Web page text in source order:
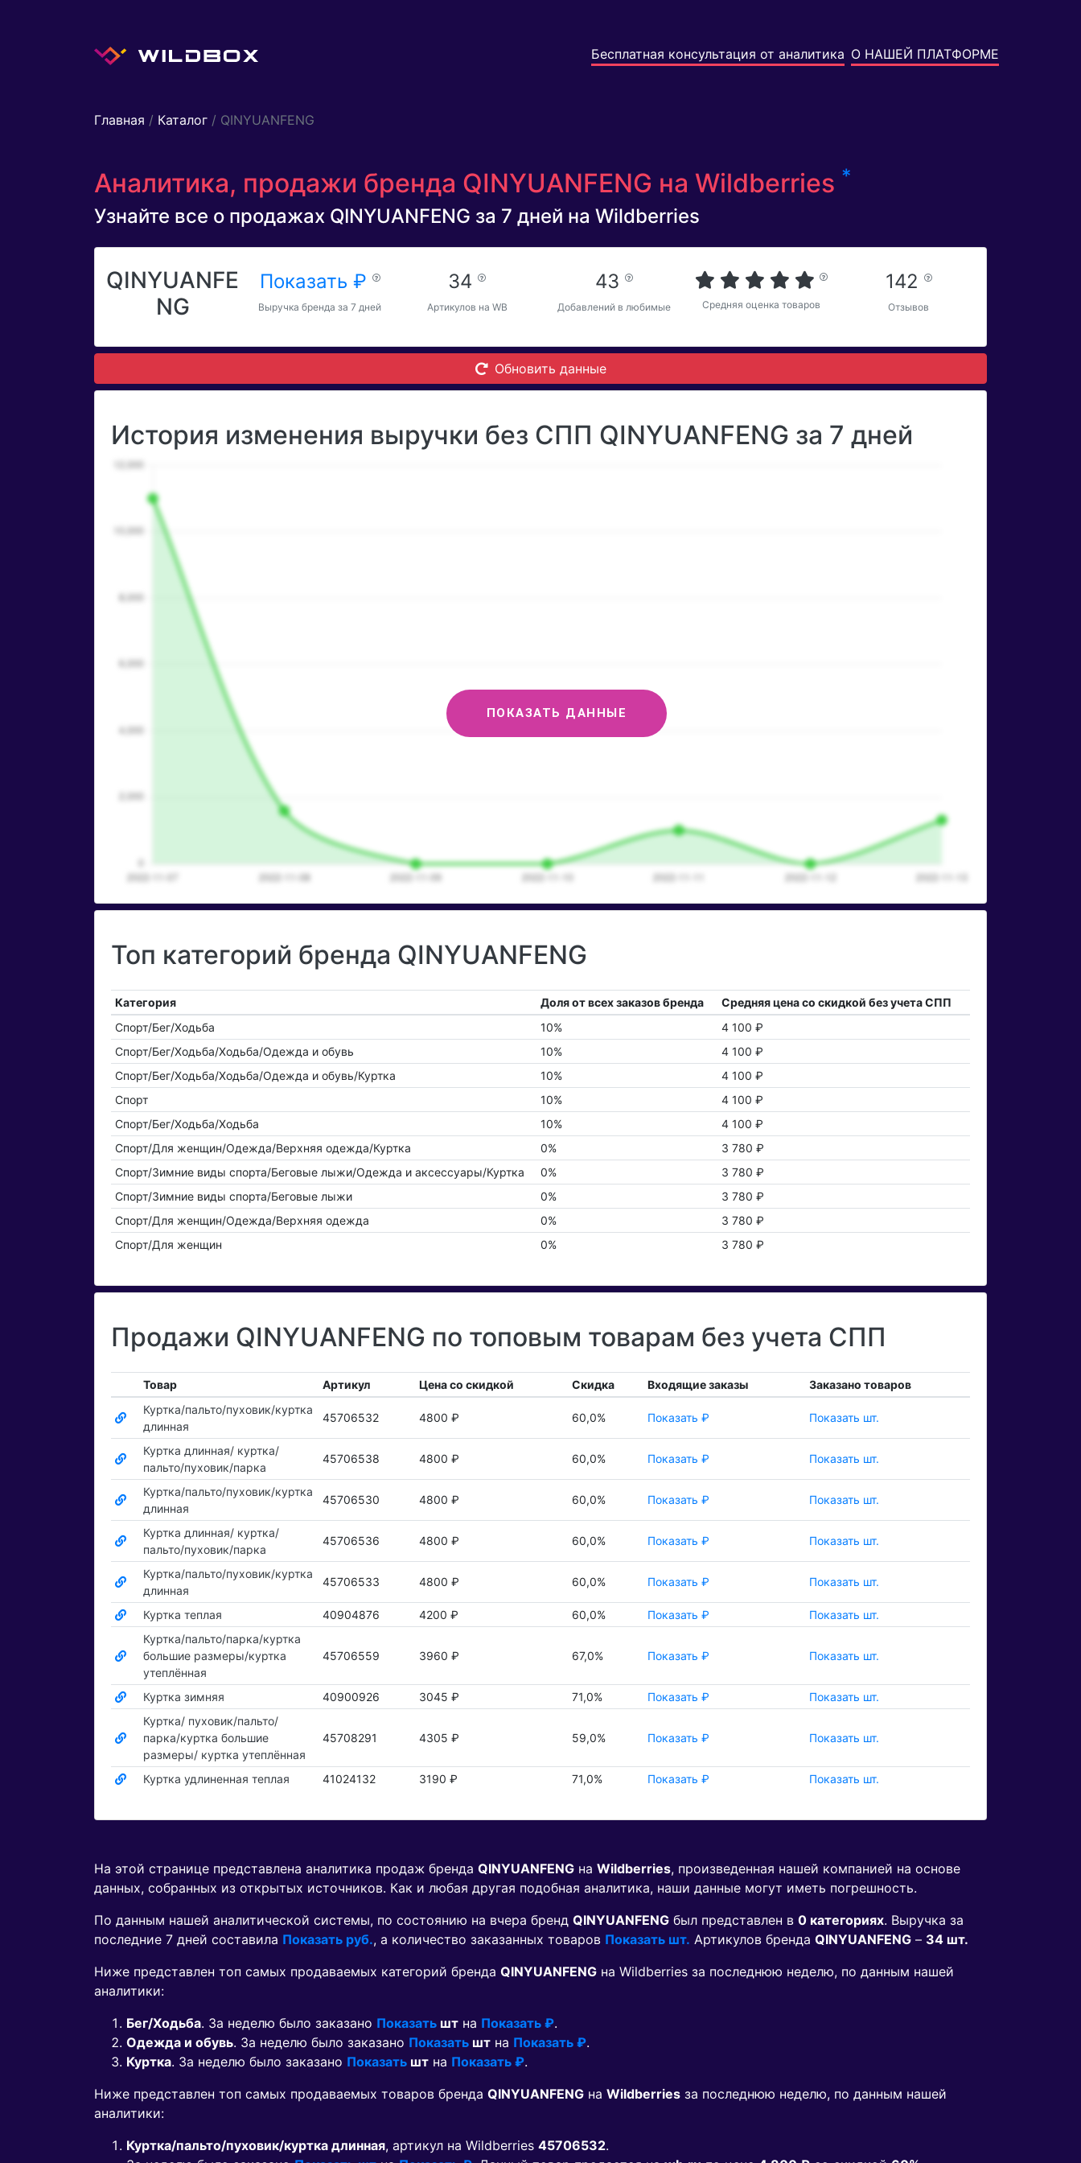
Бесплатная консультация от аналитика О НАШЕЙ ПЛАТФОРМЕ
Главная / Каталог / QINYUANFENG
Аналитика, продажи бренда QINYUANFENG на Wildberries *
Узнайте все о продажах QINYUANFENG за 7 дней на Wildberries
QINYUANFE
NG
Показать ₽
Выручка бренда за 7 дней
34
Артикулов на WB
43
Добавлений в любимые Средняя оценка товаров
142
Отзывов
Обновить данные
История изменения выручки без СПП QINYUANFENG за 7 дней
ПОКАЗАТЬ ДАННЫЕ
Топ категорий бренда QINYUANFENG
Категория Доля от всех заказов бренда
Средняя цена со скидкой без учета СПП
Спорт/Бег/Ходьба
10%
4 100 ₽
Спорт/Бег/Ходьба/Ходьба/Одежда и обувь
10%
4 100 ₽
Спорт/Бег/Ходьба/Ходьба/Одежда и обувь/Куртка
10%
4 100 ₽
Спорт
10%
4 100 ₽
Спорт/Бег/Ходьба/Ходьба
10%
4 100 ₽
Спорт/Для женщин/Одежда/Верхняя одежда/Куртка
0%
3 780 ₽
Спорт/Зимние виды спорта/Беговые лыжи/Одежда и аксессуары/Куртка
0%
3 780 ₽
Спорт/Зимние виды спорта/Беговые лыжи
0%
3 780 ₽
Спорт/Для женщин/Одежда/Верхняя одежда
0%
3 780 ₽
Спорт/Для женщин
0% 3 780 ₽
Продажи QINYUANFENG по топовым товарам без учета СПП
Товар Артикул Цена со скидкой Скидка Входящие заказы
Заказано товаров
Куртка/пальто/пуховик/куртка
длинная
45706532 4800 ₽ 60,0% Показать ₽ Показать шт.
Куртка длинная/ куртка/
пальто/пуховик/парка
45706538 4800 ₽ 60,0% Показать ₽ Показать шт.
Куртка/пальто/пуховик/куртка
длинная
45706530 4800 ₽ 60,0% Показать ₽ Показать шт.
Куртка длинная/ куртка/
пальто/пуховик/парка
45706536 4800 ₽ 60,0% Показать ₽ Показать шт.
Куртка/пальто/пуховик/куртка
длинная
45706533 4800 ₽ 60,0% Показать ₽ Показать шт.
Куртка теплая 40904876 4200 ₽ 60,0% Показать ₽
Показать шт.
Куртка/пальто/парка/куртка
большие размеры/куртка
утеплённая
45706559 3960 ₽ 67,0% Показать ₽ Показать шт.
Куртка зимняя 40900926 3045 ₽ 71,0% Показать ₽
Показать шт.
Куртка/ пуховик/пальто/
парка/куртка большие
размеры/ куртка утеплённая
45708291 4305 ₽ 59,0% Показать ₽ Показать шт.
Куртка удлиненная теплая 41024132 3190 ₽ 71,0% Показать ₽ Показать шт.
На этой странице представлена аналитика продаж бренда QINYUANFENG на Wildberries, произведенная нашей компанией на основе
данных, собранных из открытых источников. Как и любая другая подобная аналитика, наши данные могут иметь погрешность.
По данным нашей аналитической системы, по состоянию на вчера бренд QINYUANFENG был представлен в 0 категориях. Выручка за
последние 7 дней составила Показать руб., а количество заказанных товаров Показать шт. Артикулов бренда QINYUANFENG – 34 шт.
Ниже представлен топ самых продаваемых категорий бренда QINYUANFENG на Wildberries за последнюю неделю, по данным нашей
аналитики:
Бег/Ходьба. За неделю было заказано Показать шт на Показать ₽.
Одежда и обувь. За неделю было заказано Показать шт на Показать ₽.
Куртка. За неделю было заказано Показать шт на Показать ₽.
Ниже представлен топ самых продаваемых товаров бренда QINYUANFENG на Wildberries за последнюю неделю, по данным нашей
аналитики:
Куртка/пальто/пуховик/куртка длинная, артикул на Wildberries 45706532.